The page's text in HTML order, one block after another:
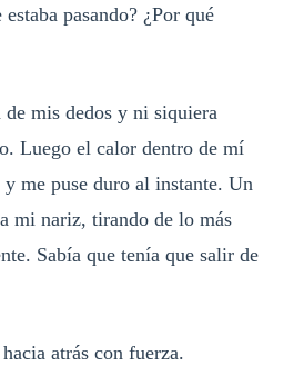
pasando? ¿Por qué
mis dedos y ni siquiera
Luego el calor dentro de mí
me puse duro al instante. Un
mi nariz, tirando de lo más
Sabía que tenía que salir de
atrás con fuerza.